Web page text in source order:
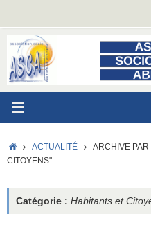
contenu
ACCUEIL
ACTUALITÉ
ARCHIVE PAR
CITOYENS"
Catégorie : Habitants et